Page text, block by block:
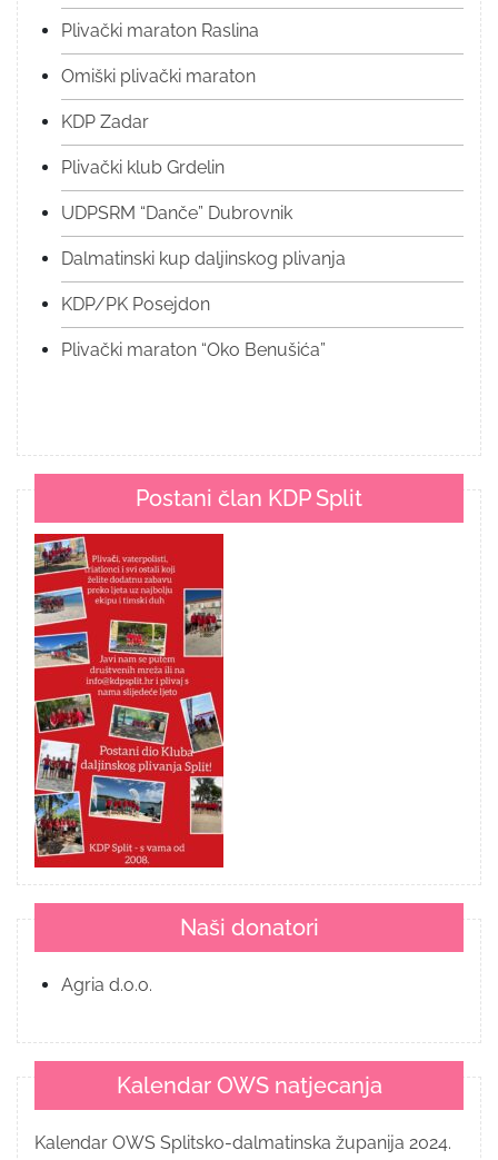
Plivački maraton Raslina
Omiški plivački maraton
KDP Zadar
Plivački klub Grdelin
UDPSRM “Danče” Dubrovnik
Dalmatinski kup daljinskog plivanja
KDP/PK Posejdon
Plivački maraton “Oko Benušića”
Postani član KDP Split
Naši donatori
Agria d.o.o.
Kalendar OWS natjecanja
Kalendar OWS Splitsko-dalmatinska županija 2024.